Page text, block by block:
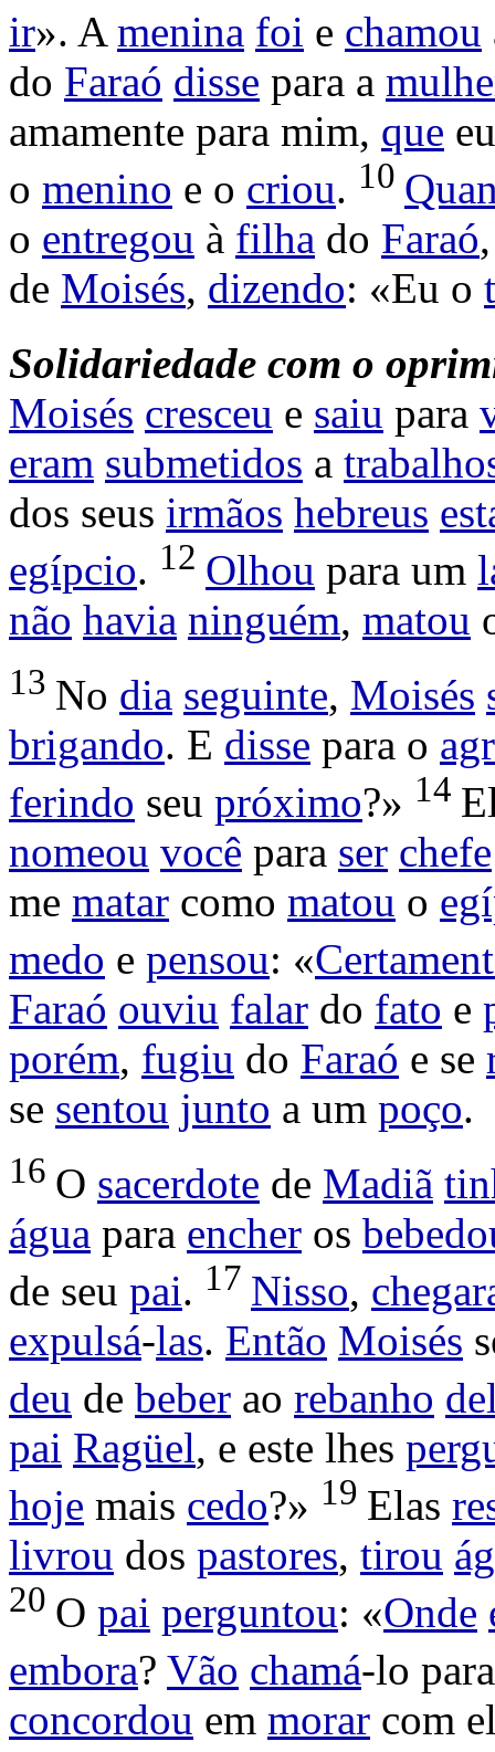
ir». A menina foi e chamou
do Faraó disse para a
amamente para mim, que
o menino e o criou. 10
o entregou à filha do Faraó
de Moisés, dizendo: «Eu o
Solidariedade com o
Moisés cresceu e saiu para
eram submetidos a
dos seus irmãos hebreus
egípcio. 12 Olhou para um
não havia ninguém, matou
13 No dia seguinte, Moisés
brigando. E disse para o
ferindo seu próximo?» 14
nomeou você para ser chefe
me matar como matou o
medo e pensou: «
Faraó ouviu falar do fato e
porém, fugiu do Faraó e se
se sentou junto a um poço.
16 O sacerdote de Madiã
água para encher os
de seu pai. 17 Nisso,
expulsá-las. Então Moisés
deu de beber ao rebanho
pai Ragüel, e este lhes
hoje mais cedo?» 19 Elas
livrou dos pastores, tirou
20 O pai perguntou: «Onde
embora? Vão chamá-lo
concordou em morar com